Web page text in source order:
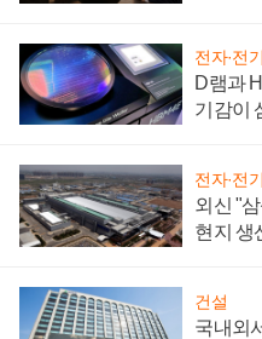
전자·전
D램과
기감이
전자·전
외신 "
현지 생
건설
국내외